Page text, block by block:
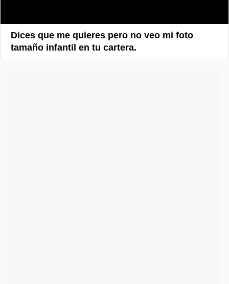
Dices que me quieres pero no veo mi foto
tamaño infantil en tu cartera.